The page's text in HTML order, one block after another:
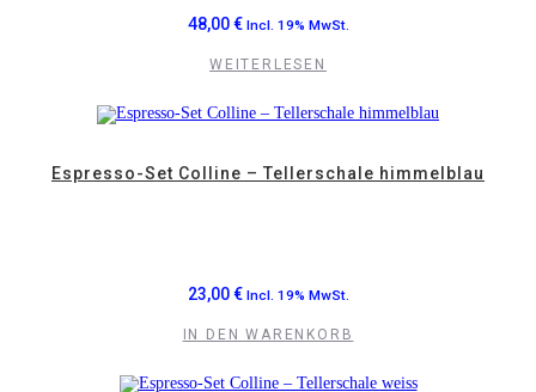
48,00€ Incl. 19% MwSt.
WEITERLESEN
Espresso-Set Colline – Tellerschale himmelblau
23,00€ Incl. 19% MwSt.
IN DEN WARENKORB